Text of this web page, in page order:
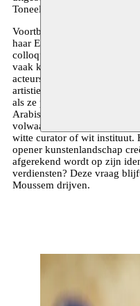
Toneelhuis en op het BITEF
Voortbouwend op de
haar Europese partners en
colloquium l’Arabe de
vaak krijgen Arabische
acteurs alleen maar toegang
artistieke producties als ze
als ze passen in het plaatje
Arabisch beschouwt. Ook
volwaardig beschouwd als
witte curator of wit instituut.
opener kunstenlandschap
afgerekend wordt op zijn
verdiensten? Deze vraag
Moussem drijven.